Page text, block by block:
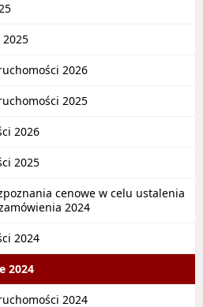
2026
2025
2026
2025
cenowe w celu ustalenia
2024
2024
2024
2024